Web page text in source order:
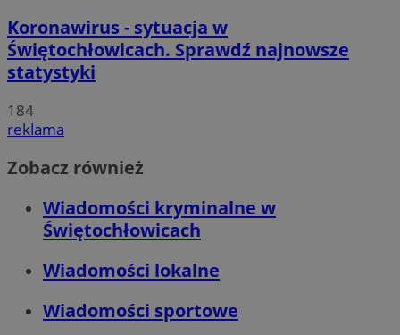
Koronawirus - sytuacja w
Świętochłowicach. Sprawdź najnowsze
statystyki
184
reklama
Zobacz również
Wiadomości kryminalne w
Świętochłowicach
Wiadomości lokalne
Wiadomości sportowe